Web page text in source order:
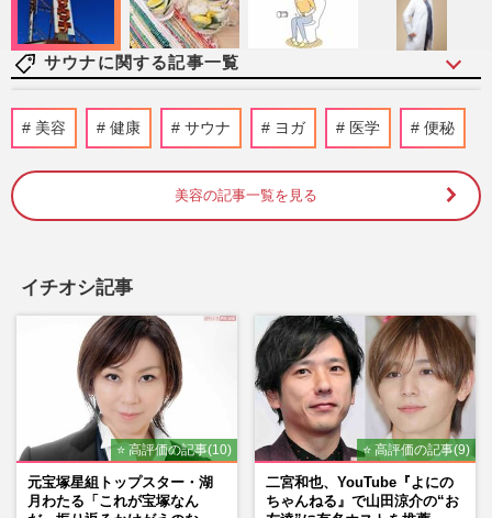
サウナに関する記事一覧
山形県西川町の菅野大志町長「サウナで業
務はパワハラ」認定下る 前橋小川晶市長
週刊女性PRIME 2026/3/20
週刊女性2025年11月11日・18日号 2025/11/3
野村康太、『6人ぼっち』で映画単独初主
演！「6人全員で抱き合いました」明かし
た“青春”の舞台裏
週刊女性2025年5月20日・27日号 2025/5/15
藤崎奈々子「写真撮ってる場合か！」サウ
美容 健康 サウナ ヨガ 医学 便秘
美容の記事一覧を見る
イチオシ記事
⭐ 高評価の記事(10)
元宝塚星組トップスター・湖
月わたる「これが宝塚なん
⭐ 高評価の記事(9)
二宮和也、YouTube『よにの
ちゃんねる』で山田涼介の“お